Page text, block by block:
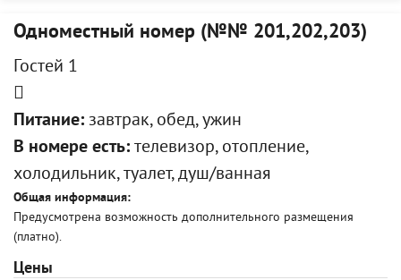
Одноместный номер (№№ 201,202,203)
Гостей 1
Питание: завтрак, обед, ужин
В номере есть: телевизор, отопление,
холодильник, туалет, душ/ванная
Общая информация:
Предусмотрена возможность дополнительного размещения
(платно).
Цены